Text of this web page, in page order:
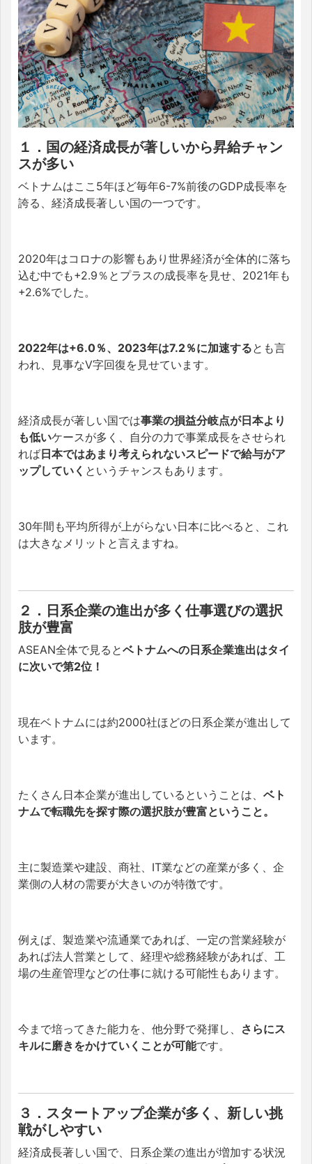
１． 国の経済成長が著しいから昇給チャン
スが多い
ベトナムはここ5年ほど毎年6-7%前後のGDP成長率を
誇る、経済成長著しい国の一つです。
2020年はコロナの影響もあり世界経済が全体的に落ち
込む中でも+2.9％とプラスの成長率を見せ、2021年も
+2.6%でした。
2022年は+6.0％、2023年は7.2％に加速するとも言
われ、見事なV字回復を見せています。
経済成長が著しい国では事業の損益分岐点が日本より
も低いケースが多く、自分の力で事業成長をさせられ
れば日本ではあまり考えられないスピードで給与がア
ップしていく というチャンスもあります。
30年間も平均所得が上がらない日本に比べると、これ
は大きなメリット と言え ますね。
２．日系企業の進出が多く仕事選びの選択
肢が豊富
ASEAN全体で見るとベトナムへの日系企業進出はタイ
に次いで第2位！
現在ベトナムには約2000社ほどの日系企業が進出して
います。
たくさん日本企業が進出しているということは、 ベト
ナムで転職先を探す際の選択肢が豊富ということ。
主に製造業や建設、商社、IT業などの産業が多く、企
業側の人材の需要が大きいのが特徴です。
例えば、製造業や流通業であれば、一定の営業経験が
あれば法人営業として、経理や総務経験があれば、工
場の生産管理などの仕事に就ける可能性もあります。
今まで培ってきた能力を、他分野で発揮し、 さらにス
キルに磨きをかけていくことが可能です。
３．スタートアップ企業が多く、新しい挑
戦がしやすい
経済成長著しい国で、日系企業の進出が増加する状況